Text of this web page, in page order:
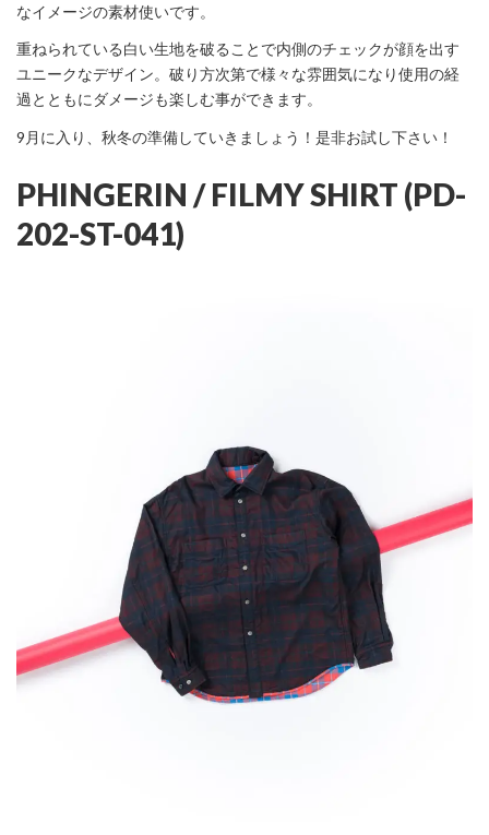
なイメージの素材使いです。
重ねられている白い生地を破ることで内側のチェックが顔を出す
ユニークなデザイン。破り方次第で様々な雰囲気になり使用の経
過とともにダメージも楽しむ事ができます。
9月に入り、秋冬の準備していきましょう！是非お試し下さい！
PHINGERIN / FILMY SHIRT (PD-
202-ST-041)